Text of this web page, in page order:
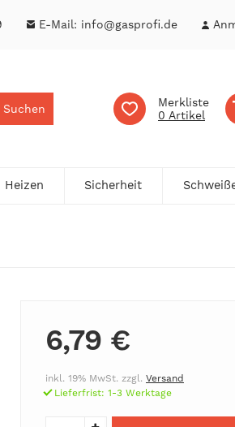
E-Mail: info@gasprofi.de
Merkliste
0
Suchen
Heizen Sicherheit
6,79 €
inkl. 19% MwSt. zzgl. Versand
Lieferfrist: 1-3 Werktage